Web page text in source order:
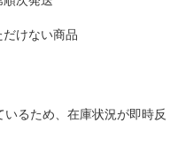
けない商品
るため、在庫状況が即時反